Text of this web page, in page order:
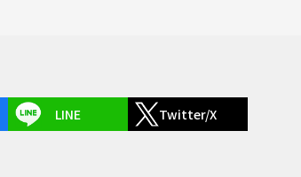
LINE Twitter/X